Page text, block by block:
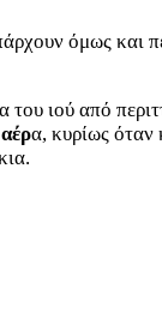
όμως και
του ιού από
α, κυρίως όταν